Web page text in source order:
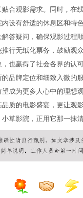
合观影需求。同时，在
设有舒适的休息区和特
答疑问，确保观影过程
行无纸化票务，鼓励
也赢得了社会各界的认
品牌定位和细致入微的
成为更多人心中的理想
质的电影盛宴，更让
草影院，正用它那一抹